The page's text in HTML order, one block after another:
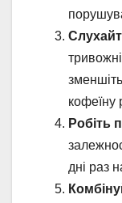
кофеїну
Робіть
дні раз